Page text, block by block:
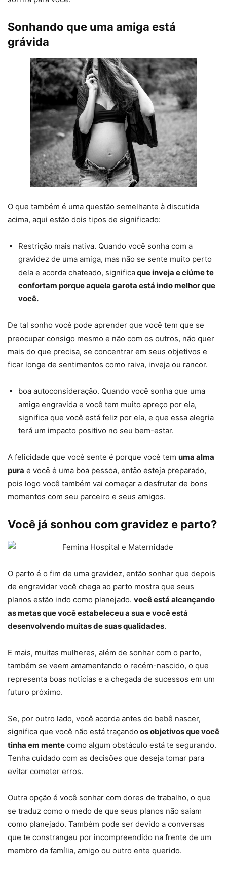
Sonhando que uma amiga está
grávida
O que também é uma questão semelhante à discutida
acima, aqui estão dois tipos de significado:
Restrição mais nativa. Quando você sonha com a
gravidez de uma amiga, mas não se sente muito perto
dela e acorda chateado, significaque inveja e ciúme te
confortam porque aquela garota está indo melhor que
você.
De tal sonho você pode aprender que você tem que se
preocupar consigo mesmo e não com os outros, não quer
mais do que precisa, se concentrar em seus objetivos e
ficar longe de sentimentos como raiva, inveja ou rancor.
boa autoconsideração. Quando você sonha que uma
amiga engravida e você tem muito apreço por ela,
significa que você está feliz por ela, e que essa alegria
terá um impacto positivo no seu bem-estar.
A felicidade que você sente é porque você tem uma alma
pura e você é uma boa pessoa, então esteja preparado,
pois logo você também vai começar a desfrutar de bons
momentos com seu parceiro e seus amigos.
Você já sonhou com gravidez e parto?
O parto é o fim de uma gravidez, então sonhar que depois
de engravidar você chega ao parto mostra que seus
planos estão indo como planejado. você está alcançando
as metas que você estabeleceu a sua e você está
desenvolvendo muitas de suas qualidades.
E mais, muitas mulheres, além de sonhar com o parto,
também se veem amamentando o recém-nascido, o que
representa boas notícias e a chegada de sucessos em um
futuro próximo.
Se, por outro lado, você acorda antes do bebê nascer,
significa que você não está traçando os objetivos que você
tinha em mente como algum obstáculo está te segurando.
Tenha cuidado com as decisões que deseja tomar para
evitar cometer erros.
Outra opção é você sonhar com dores de trabalho, o que
se traduz como o medo de que seus planos não saiam
como planejado. Também pode ser devido a conversas
que te constrangeu por incompreendido na frente de um
membro da família, amigo ou outro ente querido.